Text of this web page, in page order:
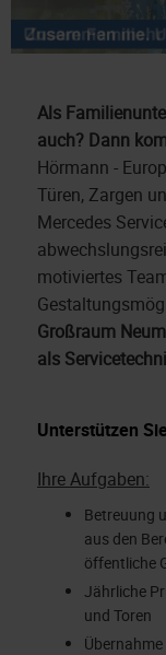
Als
auch? Dann
Hörmann -
Türen, Zargen
Mercedes
motiviertes
Großraum
als
Unterstützen
Ihre Aufgaben:
Betreuung
aus den
öffentliche
Jährliche
und Toren